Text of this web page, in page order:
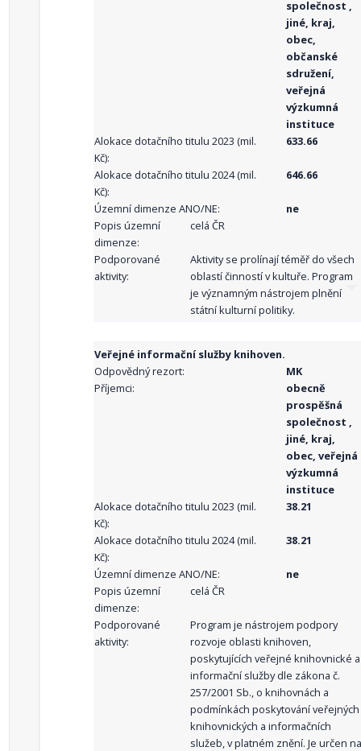
společnost ,
jiné, kraj,
obec,
občanské
sdružení,
veřejná
výzkumná
instituce
Alokace dotačního titulu 2023 (mil.
Kč):
633.66
Alokace dotačního titulu 2024 (mil.
Kč):
646.66
Územní dimenze ANO/NE:
ne
Popis územní
dimenze:
celá ČR
Podporované
aktivity:
Aktivity se prolínají téměř do všech
oblastí činností v kultuře. Program
je významným nástrojem plnění
státní kulturní politiky.
Veřejné informační služby knihoven.
Odpovědný rezort:
MK
Příjemci:
obecně
prospěšná
společnost ,
jiné, kraj,
obec, veřejná
výzkumná
instituce
Alokace dotačního titulu 2023 (mil.
Kč):
38.21
Alokace dotačního titulu 2024 (mil.
Kč):
38.21
Územní dimenze ANO/NE:
ne
Popis územní
dimenze:
celá ČR
Podporované
aktivity:
Program je nástrojem podpory
rozvoje oblasti knihoven,
poskytujících veřejné knihovnické a
informační služby dle zákona č.
257/2001 Sb., o knihovnách a
podmínkách poskytování veřejných
knihovnických a informačních
služeb, v platném znění. Je určen na